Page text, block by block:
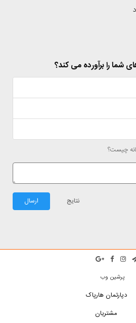
شما را برآورده می کند؟
چیست؟
نتایج ارسال
پرشین وب
دپارتمان هارپاک
مشتریان